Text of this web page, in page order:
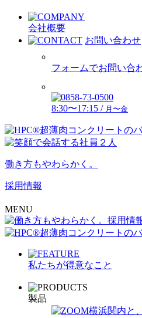
会社概要
お問い合わせ
フォームでお問い合
8:30〜17:15 / 月〜金
働き方もやわらかく。
採用情報
MENU
私たちが得意なこと
製品